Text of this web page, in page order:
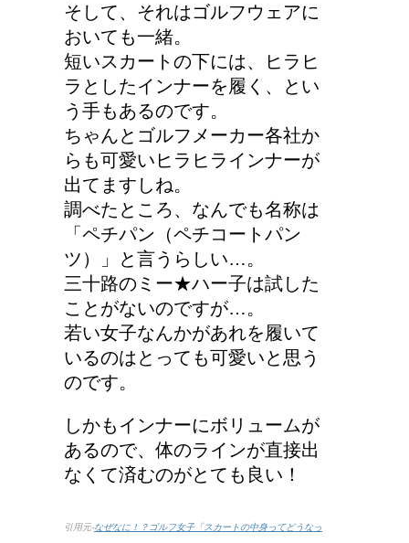
そして、それはゴルフウェアに
おいても一緒。
短いスカートの下には、ヒラヒ
ラとしたインナーを履く、とい
う手もあるのです。
ちゃんとゴルフメーカー各社か
らも可愛いヒラヒラインナーが
出てますしね。
調べたところ、なんでも名称は
「ペチパン（ペチコートパン
ツ）」と言うらしい…。
三十路のミー★ハー子は試した
ことがないのですが…。
若い女子なんかがあれを履いて
いるのはとっても可愛いと思う
のです。
しかもインナーにボリュームが
あるので、体のラインが直接出
なくて済むのがとても良い！
引用元-なぜなに！？ゴルフ女子「スカートの中身ってどうなっ